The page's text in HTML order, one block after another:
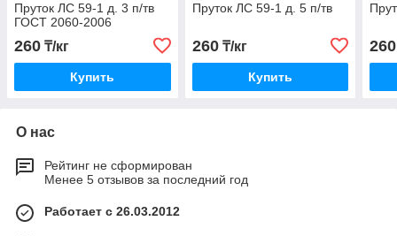
Пруток ЛС 59-1 д. 3 п/тв
ГОСТ 2060-2006
260 ₸/кг
Купить
Пруток ЛС 59-1 д. 5 п/тв
260₸/кг
Купить
260
О нас
Рейтинг не сформирован
Менее 5 отзывов за последний год
Работает с 26.03.2012